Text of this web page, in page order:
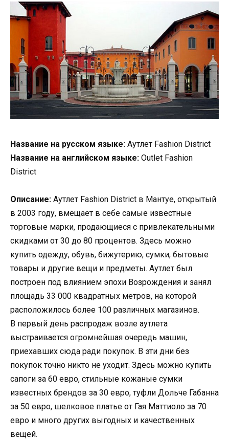
Название на русском языке: Аутлет Fashion District
Название на английском языке: Outlet Fashion
District
Описание: Аутлет Fashion District в Мантуе, открытый
в 2003 году, вмещает в себе самые известные
торговые марки, продающиеся с привлекательными
скидками от 30 до 80 процентов. Здесь можно
купить одежду, обувь, бижутерию, сумки, бытовые
товары и другие вещи и предметы. Аутлет был
построен под влиянием эпохи Возрождения и занял
площадь 33 000 квадратных метров, на которой
расположилось более 100 различных магазинов.
В первый день распродаж возле аутлета
выстраивается огромнейшая очередь машин,
приехавших сюда ради покупок. В эти дни без
покупок точно никто не уходит. Здесь можно купить
сапоги за 60 евро, стильные кожаные сумки
известных брендов за 30 евро, туфли Дольче Габанна
за 50 евро, шелковое платье от Гая Маттиоло за 70
евро и много других выгодных и качественных
вещей.